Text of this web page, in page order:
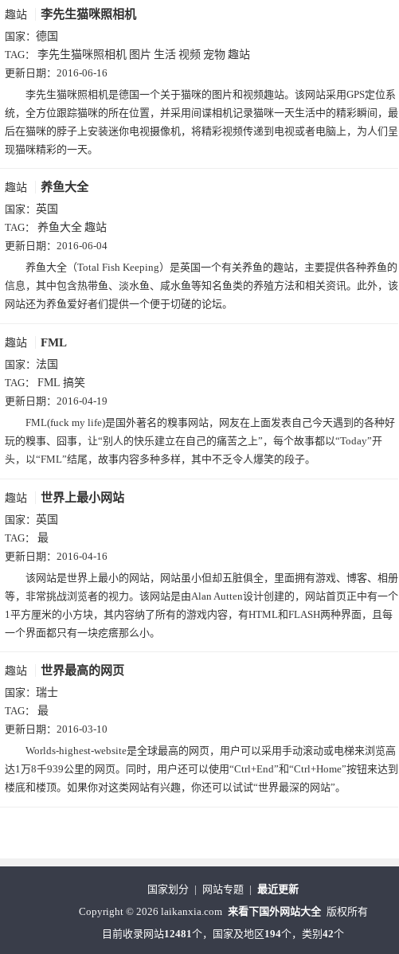
趣站 李先生猫咪照相机
国家： 德国
TAG： 李先生猫咪照相机 图片 生活 视频 宠物 趣站
更新日期： 2016-06-16
李先生猫咪照相机是德国一个关于猫咪的图片和视频趣站。该网站采用GPS定位系
统，全方位跟踪猫咪的所在位置，并采用间谍相机记录猫咪一天生活中的精彩瞬间，最
后在猫咪的脖子上安装迷你电视摄像机，将精彩视频传递到电视或者电脑上，为人们呈
现猫咪精彩的一天。
趣站 养鱼大全
国家： 英国
TAG： 养鱼大全 趣站
更新日期： 2016-06-04
养鱼大全（Total Fish Keeping）是英国一个有关养鱼的趣站，主要提供各种养鱼的
信息，其中包含热带鱼、淡水鱼、咸水鱼等知名鱼类的养殖方法和相关资讯。此外，该
网站还为养鱼爱好者们提供一个便于切磋的论坛。
趣站 FML
国家： 法国
TAG： FML 搞笑
更新日期： 2016-04-19
FML(fuck my life)是国外著名的糗事网站，网友在上面发表自己今天遇到的各种好
玩的糗事、囧事，让“别人的快乐建立在自己的痛苦之上”，每个故事都以“Today”开
头，以“FML”结尾，故事内容多种多样，其中不乏令人爆笑的段子。
趣站 世界上最小网站
国家： 英国
TAG： 最
更新日期： 2016-04-16
该网站是世界上最小的网站，网站虽小但却五脏俱全，里面拥有游戏、博客、相册
等，非常挑战浏览者的视力。该网站是由Alan Autten设计创建的，网站首页正中有一个
1平方厘米的小方块，其内容纳了所有的游戏内容，有HTML和FLASH两种界面，且每
一个界面都只有一块疙瘩那么小。
趣站 世界最高的网页
国家： 瑞士
TAG： 最
更新日期： 2016-03-10
Worlds-highest-website是全球最高的网页，用户可以采用手动滚动或电梯来浏览高
达1万8千939公里的网页。同时，用户还可以使用“Ctrl+End”和“Ctrl+Home”按钮来达到
楼底和楼顶。如果你对这类网站有兴趣，你还可以试试“世界最深的网站”。
国家划分 | 网站专题 | 最近更新
Copyright ©2026 laikanxia.com 来看下国外网站大全 版权所有
目前收录网站12481个，国家及地区194个，类别 42个